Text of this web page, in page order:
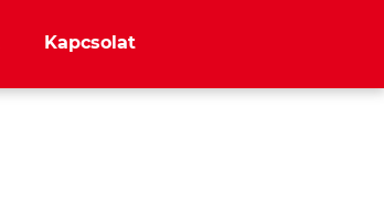
Kapcsolat